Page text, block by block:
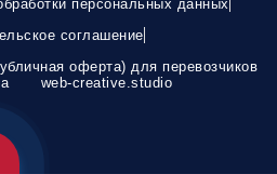
персональных данных
соглашение
оферта) для перевозчиков
web-creative.studio